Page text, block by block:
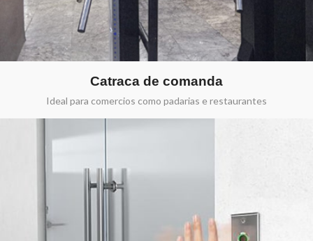
Catraca de comanda
Ideal para comercios como padarias e restaurantes